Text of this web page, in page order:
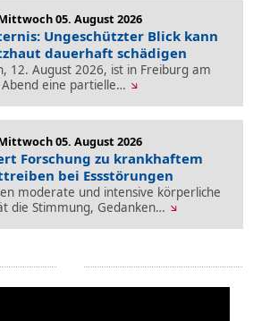
05. August 2026
Ungeschützter Blick kann
dauerhaft schädigen
12. August 2026, ist in Freiburg am
Abend eine partielle…
05. August 2026
Forschung zu krankhaftem
bei Essstörungen
moderate und intensive körperliche
die Stimmung, Gedanken…